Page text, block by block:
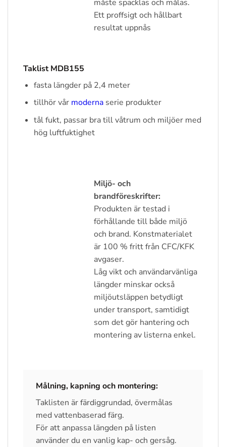
måste spacklas och målas.
Ett proffsigt och hållbart
resultat uppnås
Taklist MDB155
fasta längder på 2,4 meter
tillhör vår modernaserie produkter
tål fukt, passar bra till våtrum och miljöer med
hög luftfuktighet
Miljö- och
brandföreskrifter:
Produkten är testad i
förhållande till både miljö
och brand. Konstmaterialet
är 100 % fritt från CFC/KFK
avgaser.
Låg vikt och användarvänliga
längder minskar också
miljöutsläppen betydligt
under transport, samtidigt
som det gör hantering och
montering av listerna enkel.
Målning, kapning och montering:
Taklisten är färdiggrundad, övermålas
med vattenbaserad färg.
För att anpassa längden på listen
använder du en vanlig kap- och gersåg.